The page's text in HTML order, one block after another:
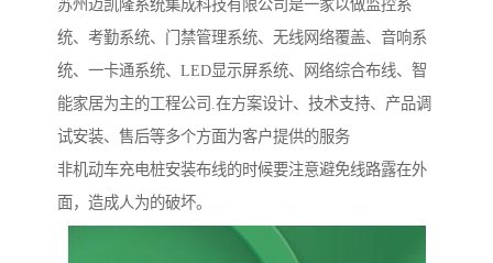
苏州迈凯隆系统集成科技有限公司是一家以做监控系
统、考勤系统、门禁管理系统、无线网络覆盖、音响系
统、一卡通系统、LED显示屏系统、网络综合布线、智
能家居为主的工程公司.在方案设计、技术支持、产品调
试安装、售后等多个方面为客户提供的服务
非机动车充电桩安装布线的时候要注意避免线路露在外
面，造成人为的破坏。